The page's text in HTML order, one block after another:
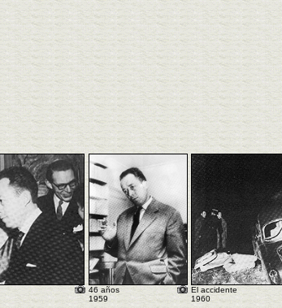
46 años
1959
El accidente
1960